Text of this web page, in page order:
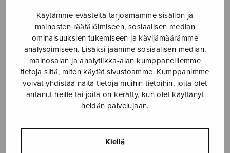
Käytämme evästeitä tarjoamamme sisällön ja
mainosten räätälöimiseen, sosiaalisen median
ominaisuuksien tukemiseen ja kävijämäärämme
analysoimiseen. Lisäksi jaamme sosiaalisen median,
mainosalan ja analytiikka-alan kumppaneillemme
tietoja siitä, miten käytät sivustoamme. Kumppanimme
voivat yhdistää näitä tietoja muihin tietoihin, joita olet
antanut heille tai joita on kerätty, kun olet käyttänyt
heidän palvelujaan.
Kiellä
O magnum
mysterium_S2548
14.2.2019